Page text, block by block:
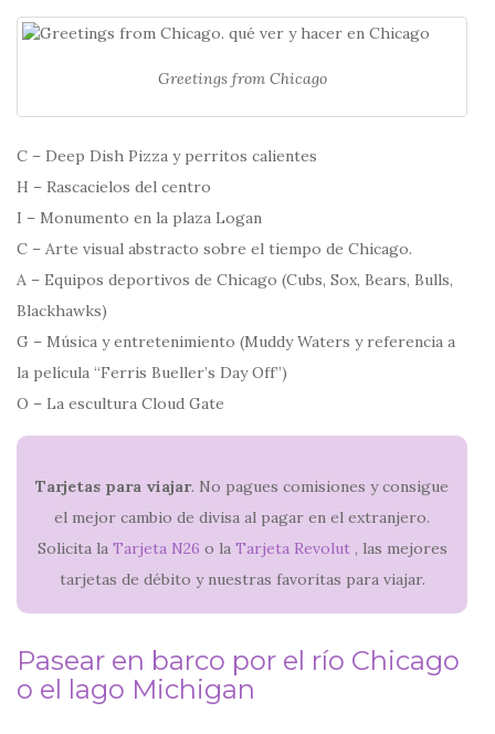
Greetings from Chicago
C – Deep Dish Pizza y perritos calientes
H – Rascacielos del centro
I – Monumento en la plaza Logan
C – Arte visual abstracto sobre el tiempo de Chicago.
A – Equipos deportivos de Chicago (Cubs, Sox, Bears, Bulls,
Blackhawks)
G – Música y entretenimiento (Muddy Waters y referencia a
la película “Ferris Bueller’s Day Off”)
O – La escultura Cloud Gate
Tarjetas para viajar. No pagues comisiones y consigue
el mejor cambio de divisa al pagar en el extranjero.
Solicita la Tarjeta N26 o la Tarjeta Revolut, las mejores
tarjetas de débito y nuestras favoritas para viajar.
Pasear en barco por el río Chicago
o el lago Michigan